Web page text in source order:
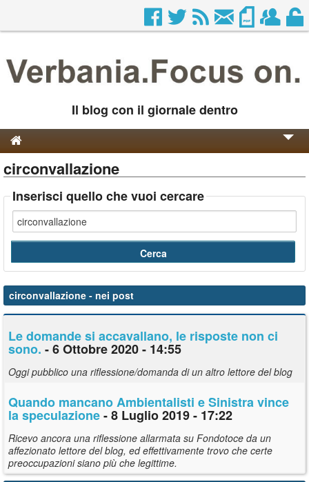
Il blog con il giornale dentro
Genesi e Storia
Contatti
circonvallazione
Inserisci quello che vuoi cercare
circonvallazione - nei post
Le domande si accavallano, le risposte non ci
sono. - 6 Ottobre 2020 - 14:55
Oggi pubblico una riflessione/domanda di un altro lettore del blog
Quando mancano Ambientalisti e Sinistra vince
la speculazione- 8 Luglio 2019 - 17:22
Ricevo ancora una riflessione allarmata su Fondotoce da un
affezionato lettore del blog, ed effettivamente trovo che certe
preoccupazioni siano più che legittime.